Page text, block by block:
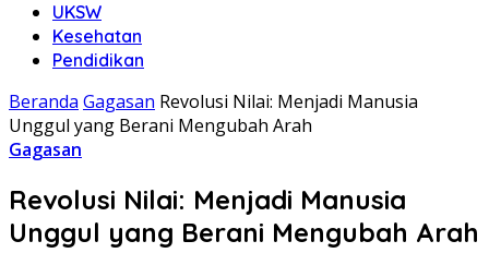
UKSW
Kesehatan
Pendidikan
Beranda Gagasan Revolusi Nilai: Menjadi Manusia
Unggul yang Berani Mengubah Arah
Gagasan
Revolusi Nilai: Menjadi Manusia
Unggul yang Berani Mengubah Arah